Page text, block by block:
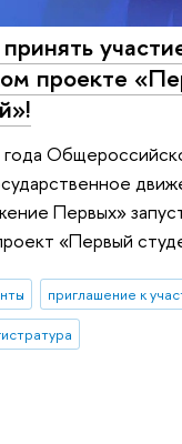
проекте
Первых»
«Первый
приглашение к